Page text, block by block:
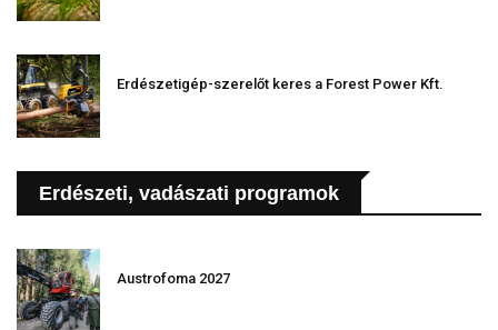
Erdészetigép-szerelőt keres a Forest Power Kft.
Erdészeti, vadászati programok
Austrofoma 2027